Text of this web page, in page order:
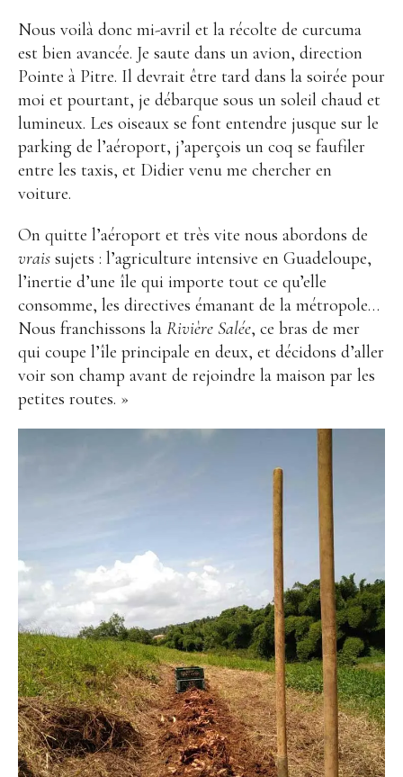
Nous voilà donc mi-avril et la récolte de curcuma
est bien avancée. Je saute dans un avion, direction
Pointe à Pitre. Il devrait être tard dans la soirée pour
moi et pourtant, je débarque sous un soleil chaud et
lumineux. Les oiseaux se font entendre jusque sur le
parking de l’aéroport, j’aperçois un coq se faufiler
entre les taxis, et Didier venu me chercher en
voiture.
On quitte l’aéroport et très vite nous abordons de
vrais sujets : l’agriculture intensive en Guadeloupe,
l’inertie d’une île qui importe tout ce qu’elle
consomme, les directives émanant de la métropole…
Nous franchissons la Rivière Salée, ce bras de mer
qui coupe l’île principale en deux, et décidons d’aller
voir son champ avant de rejoindre la maison par les
petites routes. »